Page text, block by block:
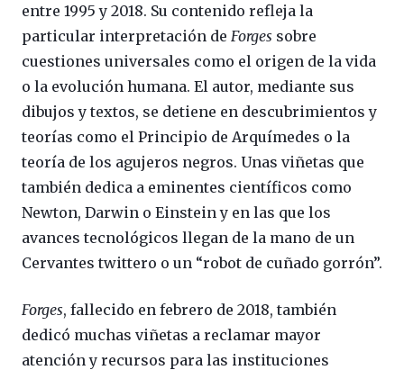
entre 1995 y 2018. Su contenido refleja la
particular interpretación de Forges sobre
cuestiones universales como el origen de la vida
o la evolución humana. El autor, mediante sus
dibujos y textos, se detiene en descubrimientos y
teorías como el Principio de Arquímedes o la
teoría de los agujeros negros. Unas viñetas que
también dedica a eminentes científicos como
Newton, Darwin o Einstein y en las que los
avances tecnológicos llegan de la mano de un
Cervantes twittero o un “robot de cuñado gorrón”.
Forges, fallecido en febrero de 2018, también
dedicó muchas viñetas a reclamar mayor
atención y recursos para las instituciones